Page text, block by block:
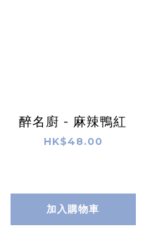
醉名廚 - 麻辣鴨紅
HK$48.00
加入購物車